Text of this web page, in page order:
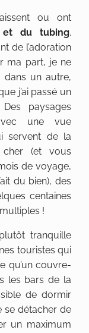
ou ont
et du tubing.
de l’adoration
ma part, je ne
dans un autre,
j’ai passé un
paysages
une vue
servent de la
cher (et vous
de voyage,
du bien), des
centaines
!
tranquille
touristes qui
qu’un couvre-
les bars de la
de dormir
se détacher de
un maximum